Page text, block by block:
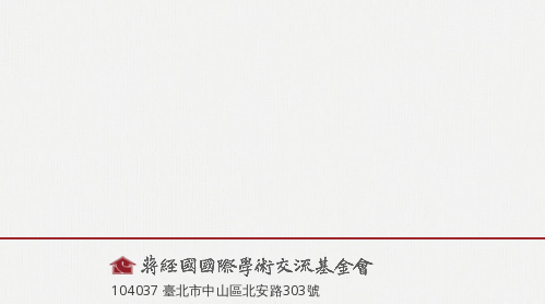
104037 臺北市中山區北安路303號